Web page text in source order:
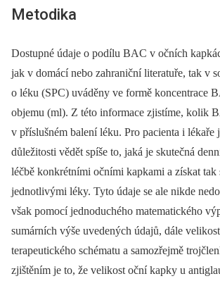
Metodika
Dostupné údaje o podílu BAC v očních
jak v domácí nebo zahraniční literatuře, tak v
o léku (SPC) uváděny ve formě koncentrace
objemu (ml). Z této informace zjistíme, kolik
v příslušném balení léku. Pro pacienta i lékaře
důležitosti vědět spíše to, jaká je skutečná
léčbě konkrétními očními kapkami a získat tak
jednotlivými léky. Tyto údaje se ale nikde
však pomocí jednoduchého matematického
sumárních výše uvedených údajů, dále
terapeutického schématu a samozřejmě
zjištěním je to, že velikost oční kapky u